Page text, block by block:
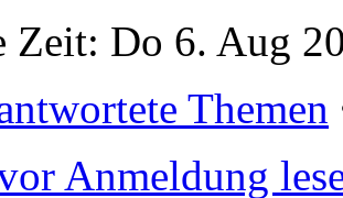
Zeit: Do 6. Aug
Themen
Anmeldung